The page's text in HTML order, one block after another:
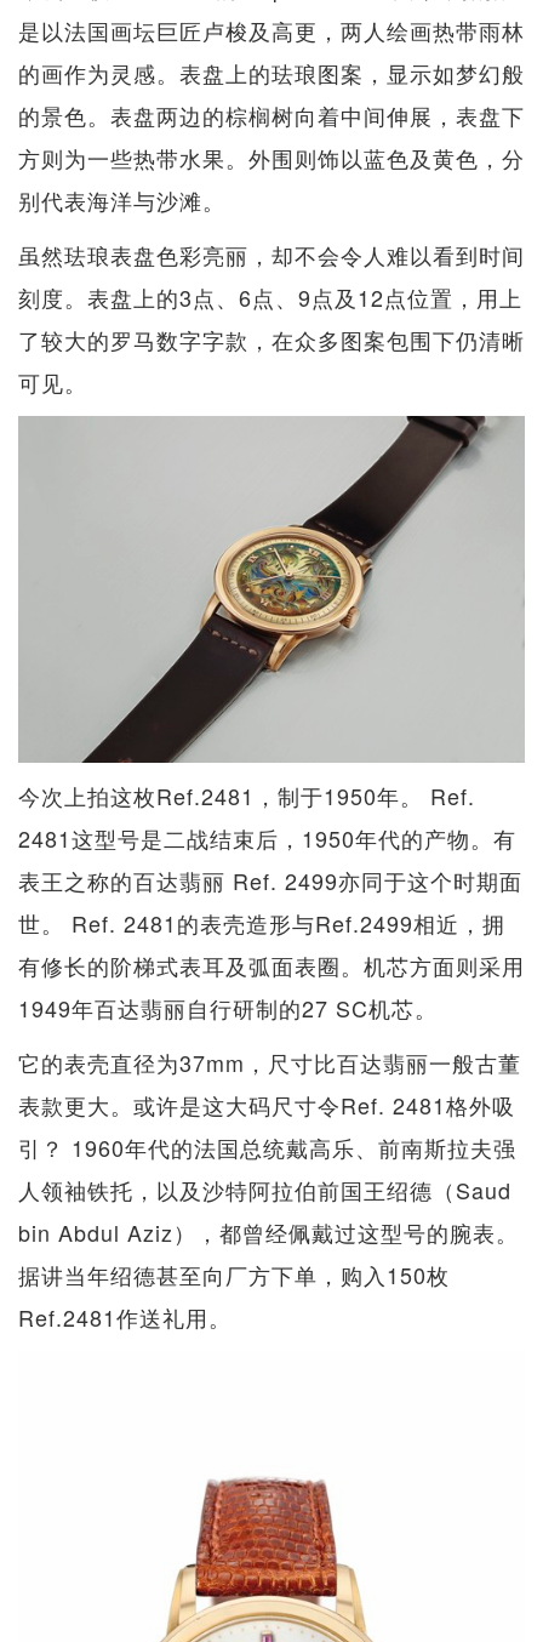
是以法国画坛巨匠卢梭及高更，两人绘画热带雨林
的画作为灵感。表盘上的珐琅图案，显示如梦幻般
的景色。表盘两边的棕榈树向着中间伸展，表盘下
方则为一些热带水果。外围则饰以蓝色及黄色，分
别代表海洋与沙滩。
虽然珐琅表盘色彩亮丽，却不会令人难以看到时间
刻度。表盘上的3点、6点、9点及12点位置，用上
了较大的罗马数字字款，在众多图案包围下仍清晰
可见。
今次上拍这枚Ref.2481，制于1950年。 Ref.
2481这型号是二战结束后，1950年代的产物。有
表王之称的百达翡丽 Ref. 2499亦同于这个时期面
世。 Ref. 2481的表壳造形与Ref.2499相近，拥
有修长的阶梯式表耳及弧面表圈。机芯方面则采用
1949年百达翡丽自行研制的27 SC机芯。
它的表壳直径为37mm，尺寸比百达翡丽一般古董
表款更大。或许是这大码尺寸令Ref. 2481格外吸
引？ 1960年代的法国总统戴高乐、前南斯拉夫强
人领袖铁托，以及沙特阿拉伯前国王绍德（Saud
bin Abdul Aziz），都曾经佩戴过这型号的腕表。
据讲当年绍德甚至向厂方下单，购入150枚
Ref.2481作送礼用。